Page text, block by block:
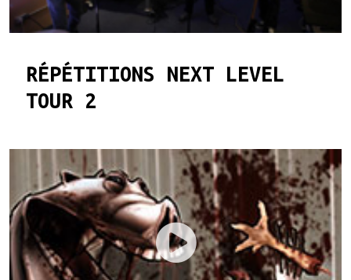
RÉPÉTITIONS NEXT LEVEL
TOUR 2